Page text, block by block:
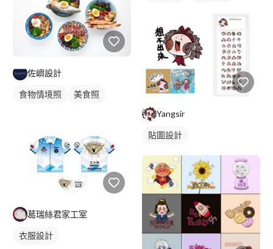
佐嶼設計
食物情境照 美食照
葛瑞絲君家工室
衣服設計
Yangsir
貼圖設計